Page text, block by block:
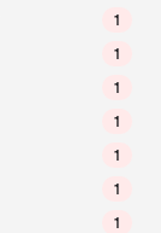
1
1
1
1
1
1
1